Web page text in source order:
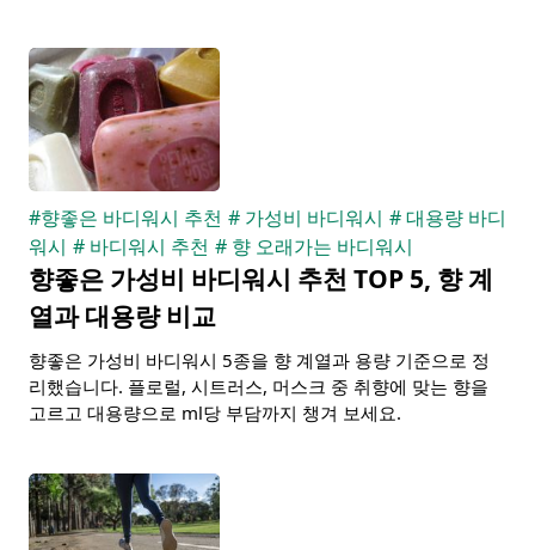
#향좋은 바디워시 추천 # 가성비 바디워시 #대용량 바디
워시 # 바디워시 추천 # 향 오래가는 바디워시
향좋은 가성비 바디워시 추천 TOP 5, 향 계
열과 대용량 비교
향좋은 가성비 바디워시 5종을 향 계열과 용량 기준으로 정
리했습니다. 플로럴, 시트러스, 머스크 중 취향에 맞는 향을
고르고 대용량으로 ml당 부담까지 챙겨 보세요.